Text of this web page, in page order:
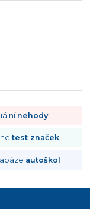
nehody
test značek
autoškol